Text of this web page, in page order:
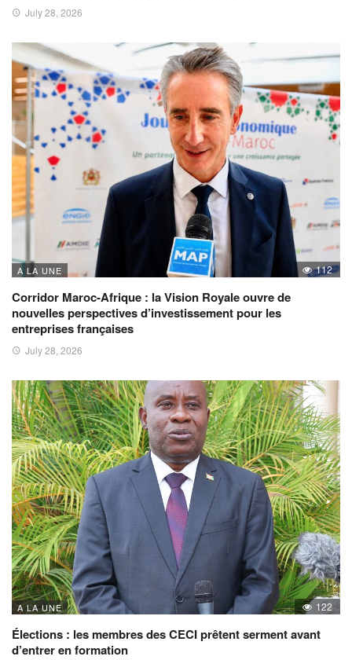
July 28, 2026
A LA UNE 112
Corridor Maroc-Afrique : la Vision Royale ouvre de
nouvelles perspectives d’investissement pour les
entreprises françaises
July 28, 2026
A LA UNE 122
Élections : les membres des CECI prêtent serment avant
d’entrer en formation